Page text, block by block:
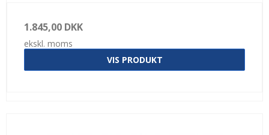
1.845,00 DKK
ekskl. moms
VIS PRODUKT